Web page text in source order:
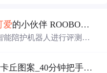
爱的小伙伴 ROOBO布丁豆豆智能陪护机器人评测
能陪护机器人进行评测。
习应用，能进行双语教育
怎样用c语言输出一个皮卡丘图案_40分钟把手机充满电！超